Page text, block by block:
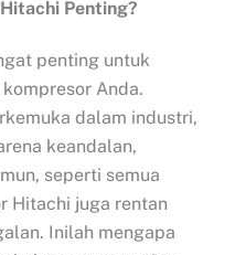
Penting?
penting untuk
Anda.
dalam industri,
keandalan,
seperti semua
Hitachi juga rentan
Inilah mengapa